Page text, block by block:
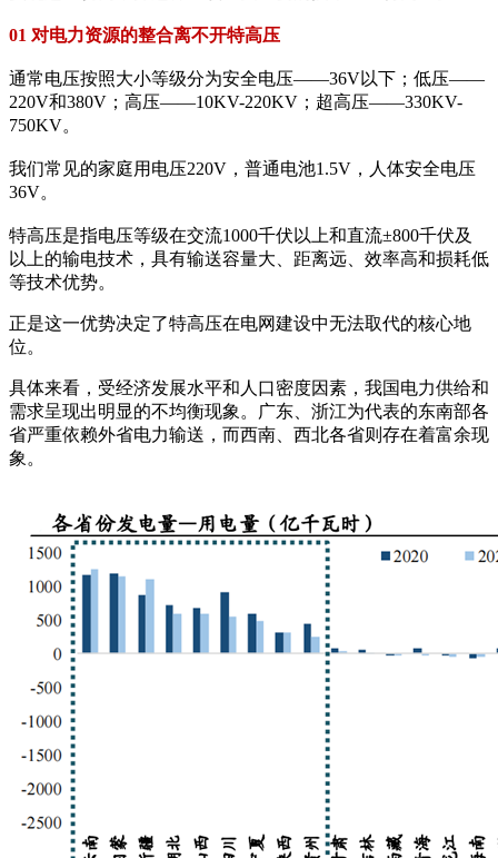
01 对电力资源的整合离不开特高压
通常电压按照大小等级分为安全电压——36V以下；低压——
220V和380V；高压——10KV-220KV；超高压——330KV-
750KV。
我们常见的家庭用电压220V，普通电池1.5V，人体安全电压
36V。
特高压是指电压等级在交流1000千伏以上和直流±800千伏及
以上的输电技术，具有输送容量大、距离远、效率高和损耗低
等技术优势。
正是这一优势决定了特高压在电网建设中无法取代的核心地
位。
具体来看，受经济发展水平和人口密度因素，我国电力供给和
需求呈现出明显的不均衡现象。广东、浙江为代表的东南部各
省严重依赖外省电力输送，而西南、西北各省则存在着富余现
象。